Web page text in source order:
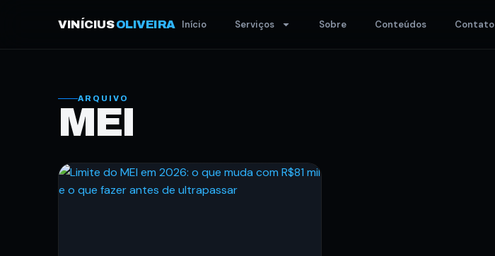
VINÍCIUSOLIVEIRA Início Serviços Sobre Conteúdos Contato
ARQUIVO
MEI